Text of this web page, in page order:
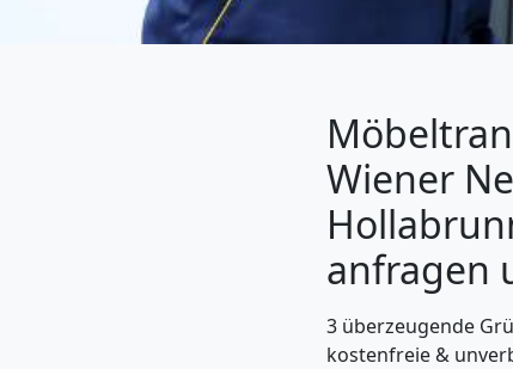
Wiener
anfragen
3 überzeugende
kostenfreie &